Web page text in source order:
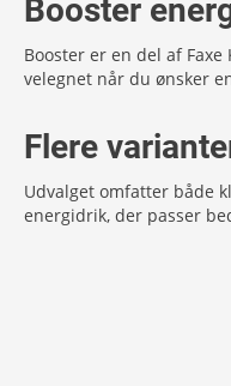
Booster
Booster er en del af
velegnet når du ønsker
Flere
Udvalget omfatter både
energidrik, der passer